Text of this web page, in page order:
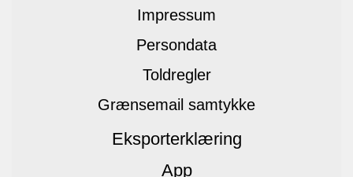
Impressum
Persondata
Toldregler
Grænsemail samtykke
Eksporterklæring
App